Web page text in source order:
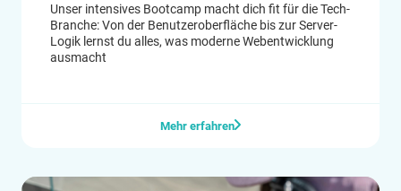
Unser intensives Bootcamp macht dich fit für die Tech-
Branche: Von der Benutzeroberfläche bis zur Server-
Logik lernst du alles, was moderne Webentwicklung
ausmacht
Mehr erfahren